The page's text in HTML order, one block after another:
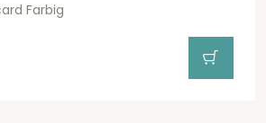
Farbig